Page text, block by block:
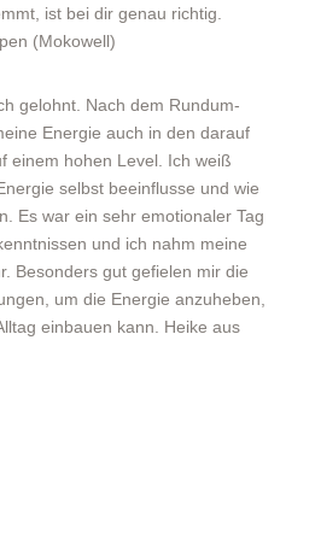
ist bei dir genau richtig.
(Mokowell)
gelohnt. Nach dem Rundum-
Energie auch in den darauf
einem hohen Level. Ich weiß
selbst beeinflusse und wie
Es war ein sehr emotionaler Tag
und ich nahm meine
Besonders gut gefielen mir die
um die Energie anzuheben,
einbauen kann. Heike aus